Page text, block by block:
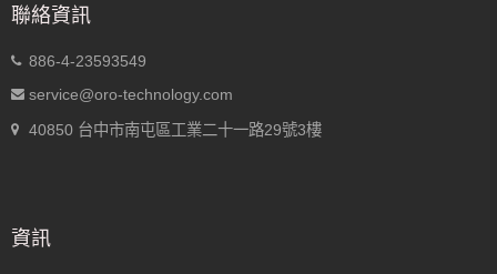
聯絡資訊
886-4-23593549
service@oro-technology.com
40850 台中市南屯區工業二十一路29號3樓
資訊